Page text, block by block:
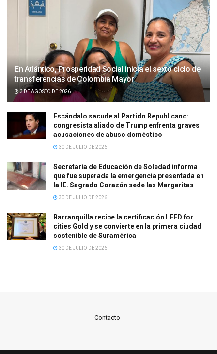
En Atlántico, Prosperidad Social inicia el sexto ciclo de
transferencias de Colombia Mayor
3 DE AGOSTO DE 2026
Escándalo sacude al Partido Republicano:
congresista aliado de Trump enfrenta graves
acusaciones de abuso doméstico
30 DE JULIO DE 2026
Secretaría de Educación de Soledad informa
que fue superada la emergencia presentada en
la IE. Sagrado Corazón sede las Margaritas
30 DE JULIO DE 2026
Barranquilla recibe la certificación LEED for
cities Gold y se convierte en la primera ciudad
sostenible de Suramérica
30 DE JULIO DE 2026
Contacto